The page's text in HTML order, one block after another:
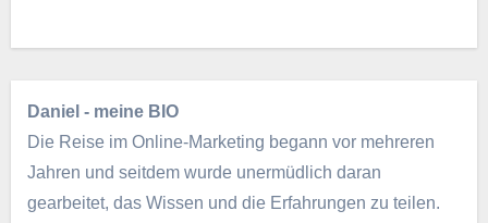
Daniel - meine BIO
Die Reise im Online-Marketing begann vor mehreren
Jahren und seitdem wurde unermüdlich daran
gearbeitet, das Wissen und die Erfahrungen zu teilen.